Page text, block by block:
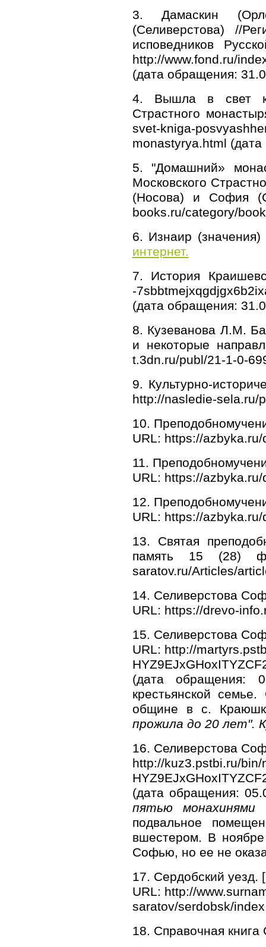
3. Дамаскин
(Селиверстова) //
исповедников
http://www.fond.ru/
(дата обращения:
4. Вышла в свет
Страстного
svet-kniga-
monastyrya.html
5. "Домашний»
Московского
(Носова) и София
books.ru/category/
6. Изнаир
интернет.
7. История
-
(дата обращения:
8. Кузеванова Л.М.
и некоторые
t.3dn.ru/publ/21-1-0-
9. Культурно-
http://nasledie-sela.ru/
10.
URL: https://
11.
URL: https://
12.
URL: https://
13. Святая
память 15 (28)
saratov.ru/Articles/
14. Селиверстова
URL: https://drevo-
15. Селиверстова
URL: http://
(дата обращения:
крестьянской
общине в с.
прожила до 20 лет".
16. Селиверстова
http://kuz3.pstbi.ru/
(дата обращения:
пятью монахинями
подвальное
вшестером. В
Софью, но ее не
17. Сердобский уезд.
URL: http://
saratov/serdobsk/
18. Справочная